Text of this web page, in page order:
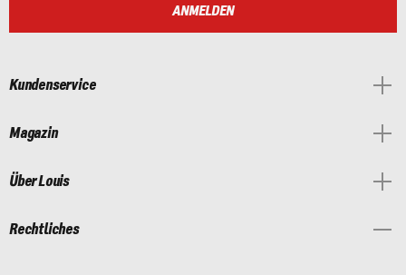
ANMELDEN
Kundenservice
Magazin
Über Louis
Rechtliches